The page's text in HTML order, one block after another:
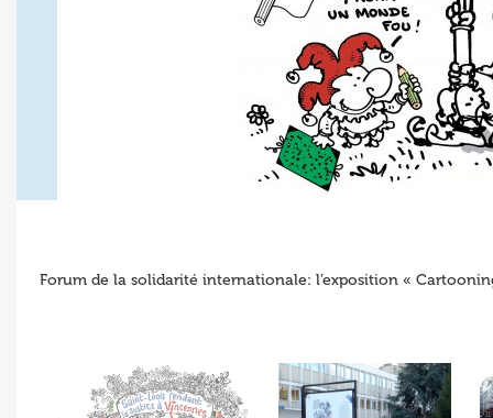
Forum de la solidarité internationale: l’exposition «